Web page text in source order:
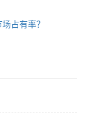
占有率？